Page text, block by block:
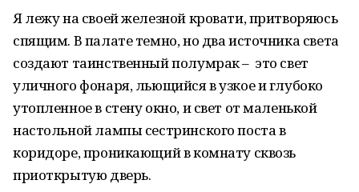
Я лежу на своей железной кровати, притворяюсь
спящим. В палате темно, но два источника света
создают таинственный полумрак – это свет
уличного фонаря, льющийся в узкое и глубоко
утопленное в стену окно, и свет от маленькой
настольной лампы сестринского поста в
коридоре, проникающий в комнату сквозь
приоткрытую дверь.